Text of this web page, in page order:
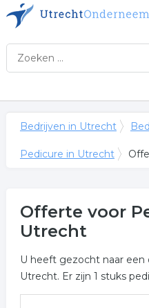
Bedrijven in Utrecht
Pedicure in Utrecht
Offerte voor
Utrecht
U heeft gezocht naar
Utrecht. Er zijn 1 stuks